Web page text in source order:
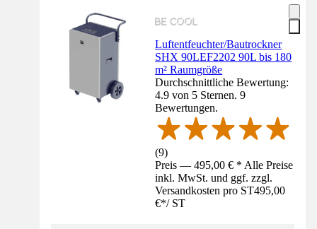
Luftentfeuchter/Bautrockner
SHX 90LEF2202 90L bis 180
m² Raumgröße
Durchschnittliche Bewertung:
4.9 von 5 Sternen. 9
Bewertungen.
(9)
Preis — 495,00 € * Alle Preise
inkl. MwSt. und ggf. zzgl.
Versandkosten pro ST495,00
€*/ ST